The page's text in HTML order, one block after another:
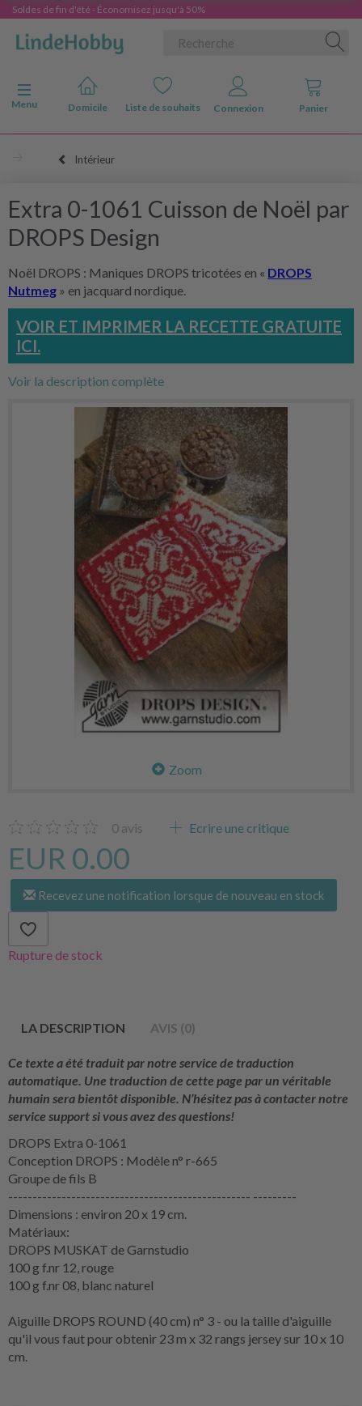
Soldes de fin d'été - Économisez jusqu'à 50%
Basculer la navigation
Menu
Domicile Liste de souhaits Connexion Panier
Intérieur
Extra 0-1061 Cuisson de Noël par
DROPS Design
Noël DROPS : Maniques DROPS tricotées en « DROPS
Nutmeg » en jacquard nordique.
VOIR ET IMPRIMER LA RECETTE GRATUITE
ICI.
Voir la description complète
Zoom
0 avis Ecrire une critique
EUR 0.00
Recevez une notification lorsque de nouveau en stock
Rupture de stock
LA DESCRIPTION AVIS (0)
Ce texte a été traduit par notre service de traduction
automatique. Une traduction de cette page par un véritable
humain sera bientôt disponible. N’hésitez pas à contacter notre
service support si vous avez des questions!
DROPS Extra 0-1061
Conception DROPS : Modèle n° r-665
Groupe de fils B
-------------------------------------------------- ---------
Dimensions : environ 20 x 19 cm.
Matériaux:
DROPS MUSKAT de Garnstudio
100 g f.nr 12, rouge
100 g f.nr 08, blanc naturel
Aiguille DROPS ROUND (40 cm) n° 3 - ou la taille d'aiguille
qu'il vous faut pour obtenir 23 m x 32 rangs jersey sur 10 x 10
cm.